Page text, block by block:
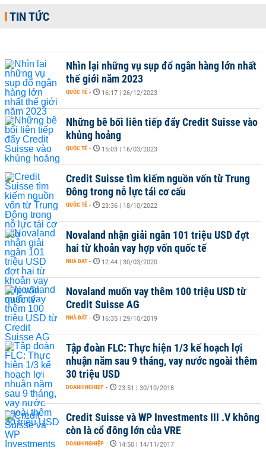
TIN TỨC
Nhìn lại những vụ sụp đổ ngân hàng lớn nhất
thế giới năm 2023
QUỐC TẾ - 16:17 | 26/12/2023
Những bê bối liên tiếp đẩy Credit Suisse vào
khủng hoảng
QUỐC TẾ - 15:03 | 16/03/2023
Credit Suisse tìm kiếm nguồn vốn từ Trung
Đông trong nỗ lực tái cơ cấu
QUỐC TẾ - 23:36 | 18/10/2022
Novaland nhận giải ngân 101 triệu USD đợt
hai từ khoản vay hợp vốn quốc tế
NHÀ ĐẤT - 12:44 | 30/03/2020
Novaland muốn vay thêm 100 triệu USD từ
Credit Suisse AG
NHÀ ĐẤT - 16:35 | 29/10/2019
Tập đoàn FLC: Thực hiện 1/3 kế hoạch lợi
nhuận năm sau 9 tháng, vay nước ngoài thêm
30 triệu USD
DOANH NGHIỆP - 23:51 | 30/10/2018
Credit Suisse và WP Investments III .V không
còn là cổ đông lớn của VRE
DOANH NGHIỆP - 14:50 | 14/11/2017